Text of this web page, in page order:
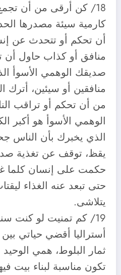
18/ كن أرقى من أن
كارمية سيئة مصدرها
أن تحكم أو تتحدث عن
منافق أو كذاب حاول
صديقك الوهمي الأسوأ
منافقين أو سيئين، أترك
من أن تحكم أو تراقب
الوهمي الأسوأ هو أكبر
الذي يخبرك بأن الناس
يقظ، توقف عن تغذية
حكمت على إنسان كلما
حتى تبعد عنه الغذاء
يتلاشى.
19/ كم تمنيت لو كنت
أستراليا أقضي حياتي
ثمار البلوط، همي
تكون مناسبة لبناء بيت